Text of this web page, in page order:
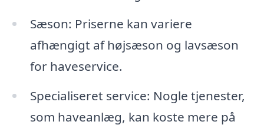
Sæson: Priserne kan variere
afhængigt af højsæson og lavsæson
for haveservice.
Specialiseret service: Nogle tjenester,
som haveanlæg, kan koste mere på